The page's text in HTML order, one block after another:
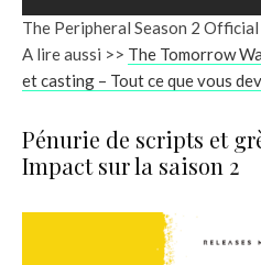
The Peripheral Season 2
A lire aussi >> The Tomorrow
et casting – Tout ce que vous
Pénurie de scripts et
Impact sur la saison 2